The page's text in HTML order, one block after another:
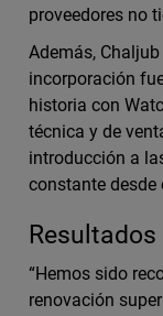
proveedores no
Además,
incorporación
historia con
técnica y de
introducción a
constante desde
Resultados
“Hemos sido
renovación